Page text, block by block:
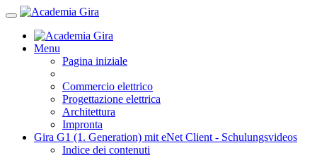
Menu
Pagina iniziale
Commercio elettrico
Progettazione elettrica
Architettura
Impronta
Gira G1 (1. Generation) mit eNet Client - Schulungsvideos
Indice dei contenuti